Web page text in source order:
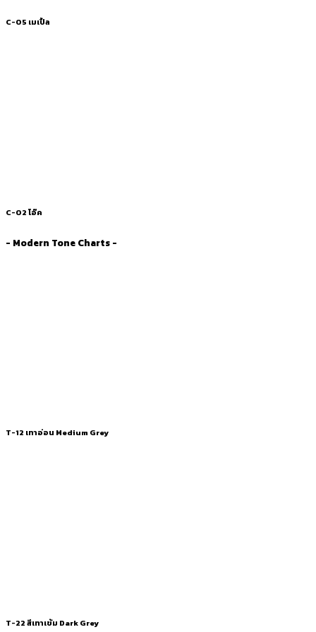
C-05 เมเปิ้ล
C-02 โอ๊ค
- Modern Tone Charts -
T-12 เทาอ่อน Medium Grey
T-22 สีเทาเข้ม Dark Grey